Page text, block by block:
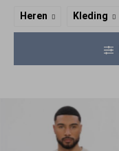
Heren Kleding